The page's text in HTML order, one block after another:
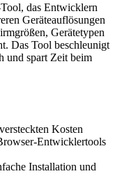
das Entwicklern
Geräteauflösungen
Gerätetypen
Das Tool beschleunigt
und spart Zeit beim
Kosten
Entwicklertools
Installation und